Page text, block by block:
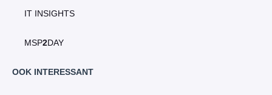
IT INSIGHTS
MSP2DAY
OOK INTERESSANT